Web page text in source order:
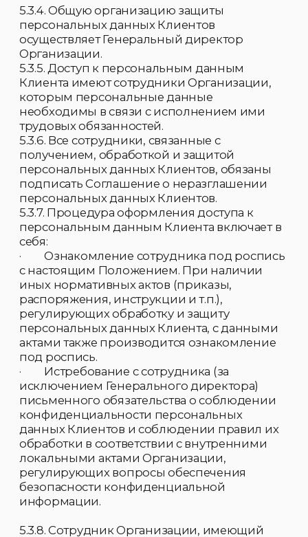
устанавливается Системным
администратором и не подлежит
разглашению.
5.4.4.2. Все электронные папки и файлы,
содержащие персональные данные
Клиентов, защищаются паролем, который
устанавливается ответственным за ПК
сотрудником Организации и сообщается
Системному администратору.
5.4.4.3. Изменение паролей Системным
администратором осуществляется не реже 1
раза в 3 месяца.
5.4.5. Копировать и делать выписки
персональных данных Клиента разрешается
исключительно в служебных целях с
письменного разрешения Генерального
директора Организации.
5.4.6. Ответы на письменные запросы других
организаций и учреждений о персональных
данных Клиентов даются только с
письменного согласия самого Клиента, если
иное не установлено законодательством РФ.
Ответы оформляются в письменном виде, на
бланке Организации, и в том объеме,
который позволяет не разглашать
излишний объем персональных данных
Клиента.
уничтожение персональных данных
6.1. Порядок блокировки и разблокировки
персональных данных:
6.1.1. Блокировка персональных данных
Клиентов осуществляется с письменного
заявления Клиента.
6.1.2. Блокировка персональных данных
подразумевает:
6.1.2.1. Запрет редактирования персональных
данных.
6.1.2.2. Запрет распространения
персональных данных любыми средствами
(e-mail, сотовая связь, материальные
носители).
6.1.2.3. Запрет использования персональных
данных в массовых рассылках (sms, e-mail,
почта).
6.1.2.4. Изъятие бумажных документов,
относящихся к Клиенту и содержащих его
использования.